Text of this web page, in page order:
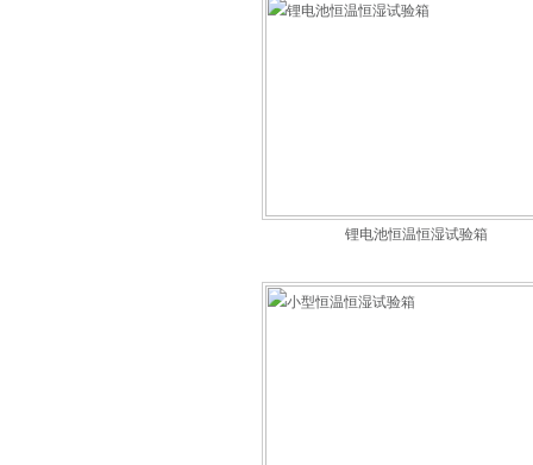
锂电池恒温恒湿试验箱